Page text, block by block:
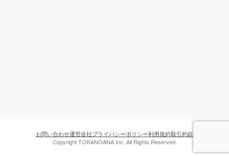
お問い合わせ運営会社プライバシーポリシー利用規約取引約款
Copyright TORANOANA Inc, All Rights Reserved.